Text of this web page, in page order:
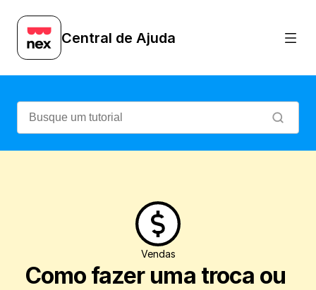
Central de Ajuda
Vendas
Como fazer uma troca ou